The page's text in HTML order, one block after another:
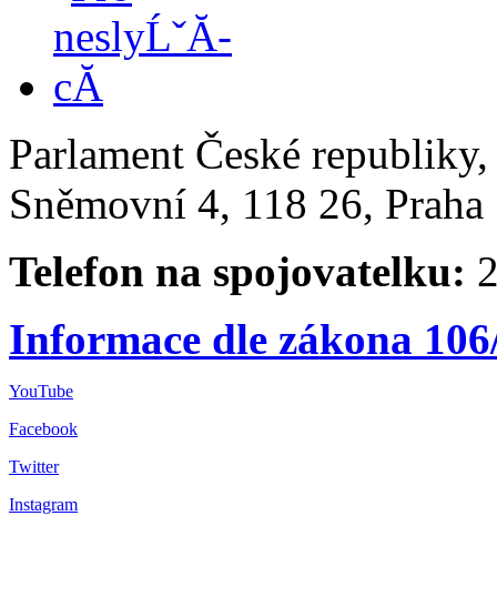
Parlament České
Sněmovní 4, 118 26,
Telefon na spojovatelku:
Informace dle zákona
YouTube
Facebook
Twitter
Instagram